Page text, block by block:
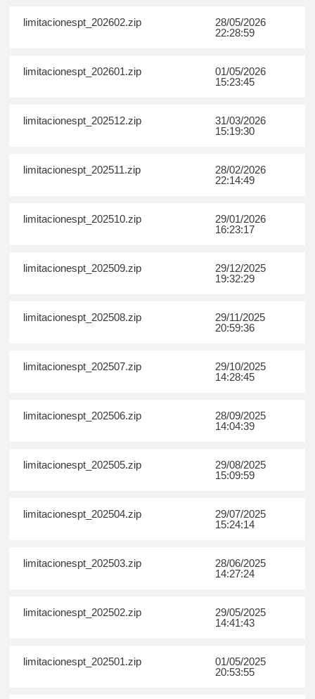
limitacionespt_202602.zip
28/05/2026
22:28:59
limitacionespt_202601.zip
01/05/2026
15:23:45
limitacionespt_202512.zip
31/03/2026
15:19:30
limitacionespt_202511.zip
28/02/2026
22:14:49
limitacionespt_202510.zip
29/01/2026
16:23:17
limitacionespt_202509.zip
29/12/2025
19:32:29
limitacionespt_202508.zip
29/11/2025
20:59:36
limitacionespt_202507.zip
29/10/2025
14:28:45
limitacionespt_202506.zip
28/09/2025
14:04:39
limitacionespt_202505.zip
29/08/2025
15:09:59
limitacionespt_202504.zip
29/07/2025
15:24:14
limitacionespt_202503.zip
28/06/2025
14:27:24
limitacionespt_202502.zip
29/05/2025
14:41:43
limitacionespt_202501.zip
01/05/2025
20:53:55